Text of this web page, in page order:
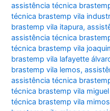
assistência técnica
técnica brastemp vila
brastemp vila itapura,
assistência técnica
técnica brastemp vila
brastemp vila lafayette
brastemp vila lemos,
assistência técnica
técnica brastemp vila
técnica brastemp vila